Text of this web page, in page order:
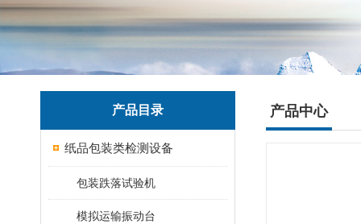
产品目录
纸品包装类检测设备
包装跌落试验机
模拟运输振动台
产品中心